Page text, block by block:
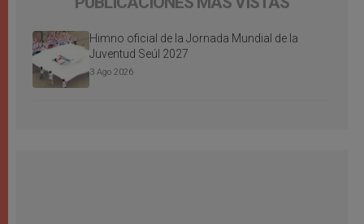
Himno oficial de la Jornada Mundial de la
Juventud Seúl 2027
3 Ago 2026